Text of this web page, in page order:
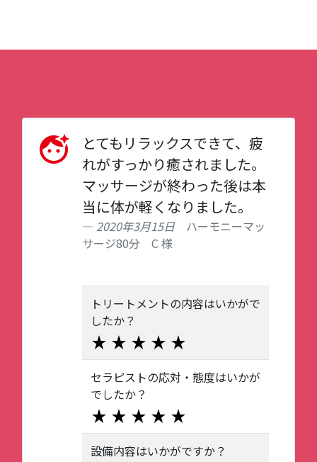
とてもリラックスできて、疲
れがすっかり癒されました。
マッサージが終わった後は本
当に体が軽くなりました。
2020年3月15日ハーモニーマッ
サージ80分 C 様
トリートメントの内容はいかがで
したか？
セラピストの応対・態度はいかが
でしたか？
設備内容はいかがですか？